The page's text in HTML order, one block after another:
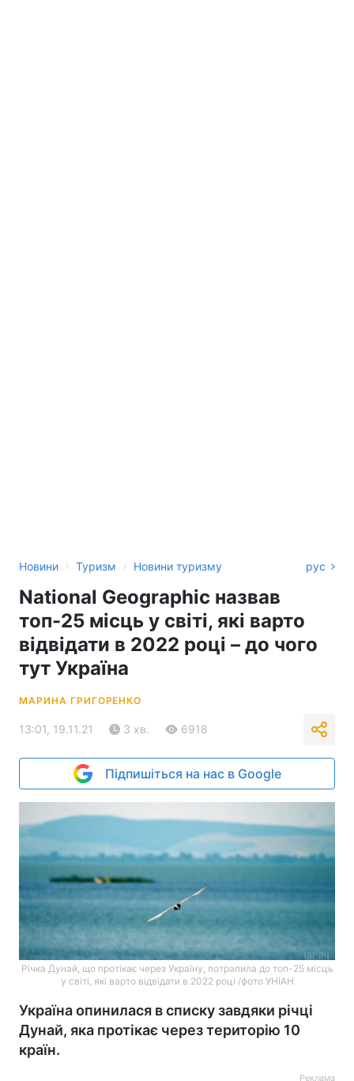
Новини › Туризм › Новини туризму рус
National Geographic назвав
топ-25 місць у світі, які варто
відвідати в 2022 році – до чого
тут Україна
МАРИНА ГРИГОРЕНКО
13:01, 19.11.21 3 хв. 6918
Підпишіться на нас в Google
Річка Дунай, що протікає через Україну, потрапила до топ-25 місць
у світі, які варто відвідати в 2022 році /фото УНІАН
Україна опинилася в списку завдяки річці
Дунай, яка протікає через територію 10
країн.
Реклама